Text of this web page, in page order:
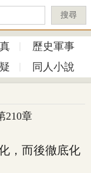
搜尋
歷史軍事
同人小說
210章
，而後徹底化